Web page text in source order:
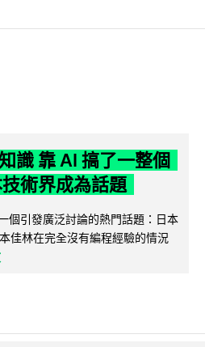
識 靠 AI 搞了一整個
術界成為話題
個引發廣泛討論的熱門話題：日本
佳林在完全沒有編程經驗的情況